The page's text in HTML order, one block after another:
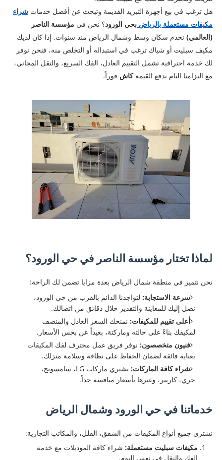
هل ترغب في بيع أجهزة التبريد القديمة وتبحث عن أفضل خدمات شراء
مكيفات مستعملة بالرياض بحي الورود؟ نحن في مؤسسة الناصر
(العالمي)نخدم سكان وسط وشمال الرياض منذ سنوات. إذا كان لديك
مكيف سبليت أو شباك ترغب في استبداله أو التخلص منه، فنحن نوفر
لك خدمة احترافية تشمل التقييم العادل، الفك السريع، والنقل المجاني،
مع التزامنا التام بدفع القيمةكاش فوراً.
لماذا تختار مؤسسة الناصر في حي الورود؟
​نحن نتميز في منطقة شمال الرياض بعدة مزايا تضمن لك الراحة:
سرعة الاستجابة:لتواجدنا الدائم بالقرب من حي الورود،
نصل إليك للمعاينة والتقدير خلال دقائق من اتصالك.
أعلى تقييم للمكيفات:نمنحك السعر العادل والمنصف
لمكيفك بناءً على حالته وماركتة، بعيداً عن بخس الأسعار.
فنيون متخصصون:نوفر فريق عمل محترف لفك المكيفات
بعناية فائقة لضمان الحفاظ على نظافة وسلامة منزلك.
شراء كافة الماركات:
نشتري ماركات LG، سامسونج،
جري، كاريير، وغيرها بأسعار منافسة جداً.
​خدماتنا في حي الورود وشمال الرياض
​نشتري جميع أنواع المكيفات من الشقق، الفلل، والمكاتب التجارية:
مكيفات سبليت مستعملة:شراء كافة الموديلات مع خدمة
الفك والنقل في نفس اليوم.